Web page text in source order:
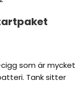
cigg som är mycket
Tank sitter